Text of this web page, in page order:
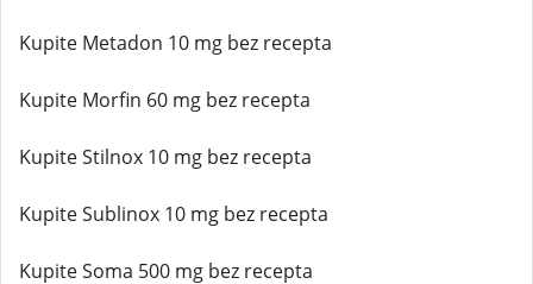
Kupite Metadon 10 mg bez recepta
Kupite Morfin 60 mg bez recepta
Kupite Stilnox 10 mg bez recepta
Kupite Sublinox 10 mg bez recepta
Kupite Soma 500 mg bez recepta